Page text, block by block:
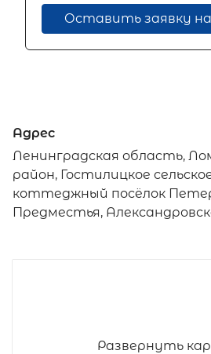
Оставить заявку
Адрес
Ленинградская область,
район, Гостилицкое
коттеджный посёлок
Предместья,
Развернуть